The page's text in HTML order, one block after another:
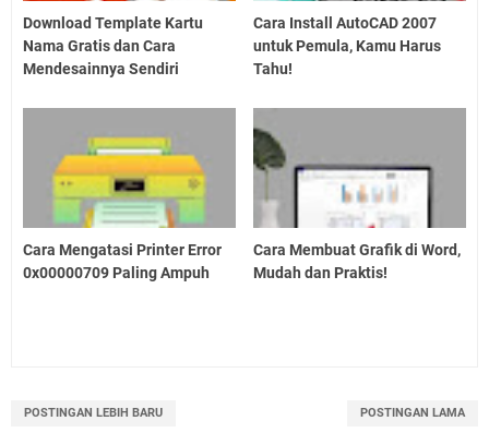
Download Template Kartu
Nama Gratis dan Cara
Mendesainnya Sendiri
Cara Install AutoCAD 2007
untuk Pemula, Kamu Harus
Tahu!
Cara Mengatasi Printer Error
0x00000709 Paling Ampuh
Cara Membuat Grafik di Word,
Mudah dan Praktis!
POSTINGAN LEBIH BARU POSTINGAN LAMA